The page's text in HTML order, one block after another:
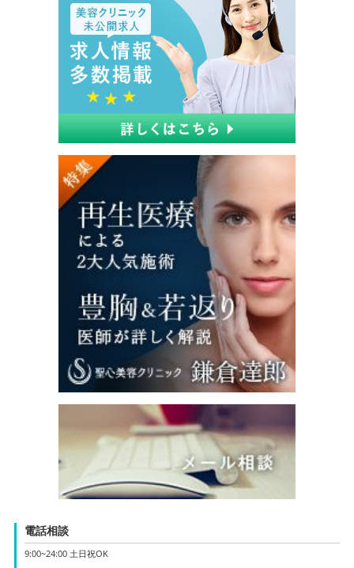
電話相談
9:00~24:00 土日祝OK